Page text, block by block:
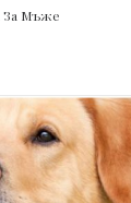
За Мъже